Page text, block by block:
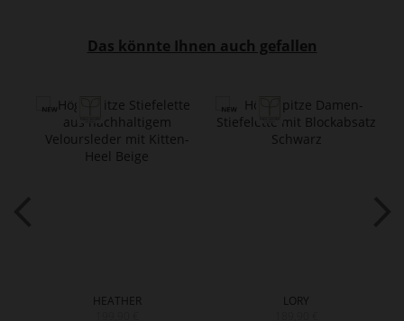
Das könnte Ihnen auch gefallen
HEATHER
LORY